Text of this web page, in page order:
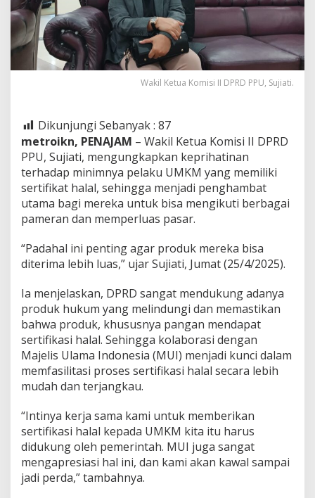
Wakil Ketua Komisi II DPRD PPU, Sujiati.
Dikunjungi Sebanyak : 87
metroikn, PENAJAM – Wakil Ketua Komisi II DPRD
PPU, Sujiati, mengungkapkan keprihatinan
terhadap minimnya pelaku UMKM yang memiliki
sertifikat halal, sehingga menjadi penghambat
utama bagi mereka untuk bisa mengikuti berbagai
pameran dan memperluas pasar.
“Padahal ini penting agar produk mereka bisa
diterima lebih luas,” ujar Sujiati, Jumat (25/4/2025).
Ia menjelaskan, DPRD sangat mendukung adanya
produk hukum yang melindungi dan memastikan
bahwa produk, khususnya pangan mendapat
sertifikasi halal. Sehingga kolaborasi dengan
Majelis Ulama Indonesia (MUI) menjadi kunci dalam
memfasilitasi proses sertifikasi halal secara lebih
mudah dan terjangkau.
“Intinya kerja sama kami untuk memberikan
sertifikasi halal kepada UMKM kita itu harus
didukung oleh pemerintah. MUI juga sangat
mengapresiasi hal ini, dan kami akan kawal sampai
jadi perda,” tambahnya.